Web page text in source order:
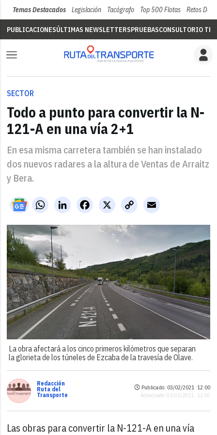
Temas Destacados Legislación Tacógrafo Top 500 Flotas Retos Del
PUBLICACIONESÚLTIMAS NEWSLETTERSPRUEBASCONSULTORIO
SECTOR
Todo a punto para convertir la N-
121-A en una vía 2+1
En esa misma carretera también se han instalado
dos nuevos radares a la altura de Ventas de Arraitz
y Bera.
WhatsAppLinkedIn X
Facebook
Copy
Link
Email
La obra afectará a los cinco primeros kilómetros que separan
la glorieta de los túneles de Ezcaba de la travesía de Olave.
Redacción
Ruta del
Transporte
Publicado: 03/02/2021 ·12:00
Actualizado: 03/02/2021 · 12:00
Las obras para convertir la N-121-A en una vía